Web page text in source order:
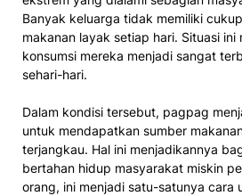
Banyak keluarga tidak memiliki
makanan layak setiap hari. Situasi ini
konsumsi mereka menjadi sangat
sehari-hari.
Dalam kondisi tersebut, pagpag
untuk mendapatkan sumber
terjangkau. Hal ini menjadikannya
bertahan hidup masyarakat miskin
orang, ini menjadi satu-satunya cara